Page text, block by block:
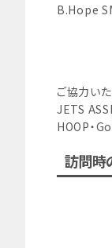
B.Hope
ご協力い
JETS
HOOP・
訪問時